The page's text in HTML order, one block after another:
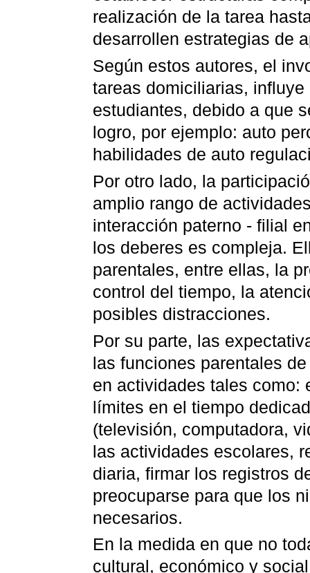
realización de la tarea
desarrollen estrategias de
Según estos autores, el
tareas domiciliarias,
estudiantes, debido a que
logro, por ejemplo: auto
habilidades de auto
Por otro lado, la
amplio rango de
interacción paterno - filial
los deberes es compleja.
parentales, entre ellas, la
control del tiempo, la
posibles distracciones.
Por su parte, las
las funciones parentales
en actividades tales como:
límites en el tiempo
(televisión, computadora,
las actividades escolares,
diaria, firmar los registros
preocuparse para que los
necesarios.
En la medida en que no
cultural, económico y